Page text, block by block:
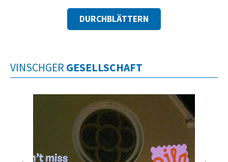
DURCHBLÄTTERN
VINSCHGER GESELLSCHAFT